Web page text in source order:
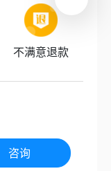
不满意退款
咨询